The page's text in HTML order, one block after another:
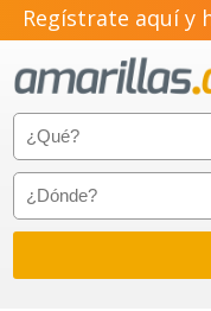
Regístrate aquí y